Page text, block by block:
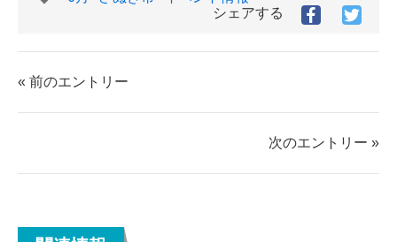
シェアする
Facebook
シ
す
シ
す
« 前のエントリー
次のエントリー »